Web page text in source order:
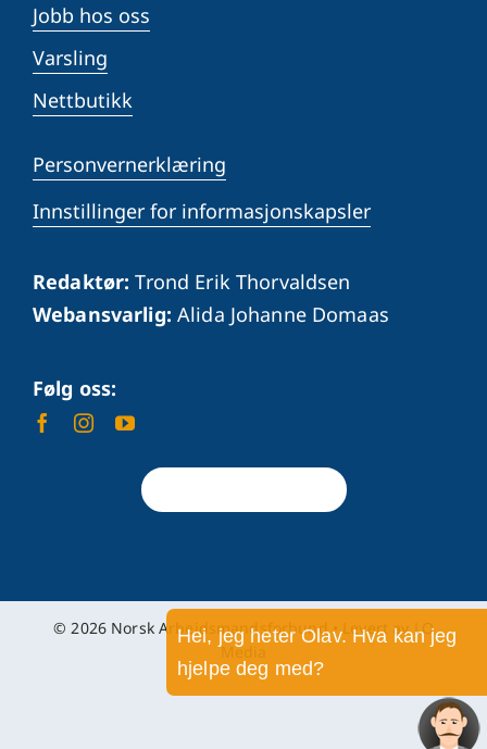
Hei, jeg heter Olav. Hva kan jeg
Jobb hos oss
Varsling
Nettbutikk
Personvernerklæring
Innstillinger for informasjonskapsler
Redaktør: Trond Erik Thorvaldsen
Webansvarlig: Alida Johanne Domaas
Følg oss:
© 2026 Norsk Arbeidsmandsforbund • Levert avLO
Media